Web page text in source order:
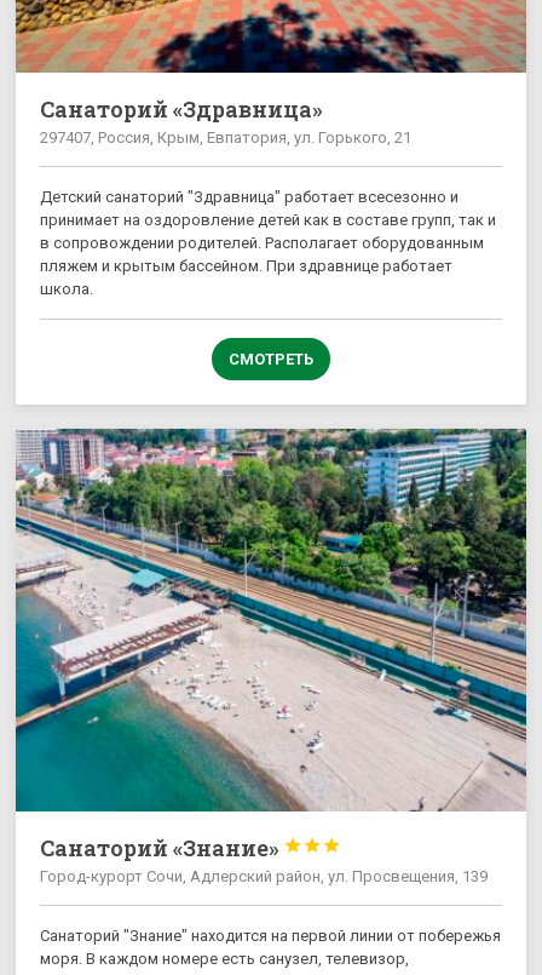
Санаторий «Здравница»
297407, Россия, Крым, Евпатория, ул. Горького, 21
Детский санаторий "Здравница" работает всесезонно и
принимает на оздоровление детей как в составе групп, так и
в сопровождении родителей. Располагает оборудованным
пляжем и крытым бассейном. При здравнице работает
школа.
СМОТРЕТЬ
Санаторий «Знание» 


Город-курорт Сочи, Адлерский район, ул. Просвещения, 139
Санаторий "Знание" находится на первой линии от побережья
моря. В каждом номере есть санузел, телевизор,